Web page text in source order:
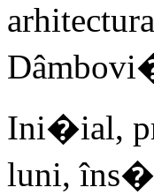
Ini�ial,
luni,